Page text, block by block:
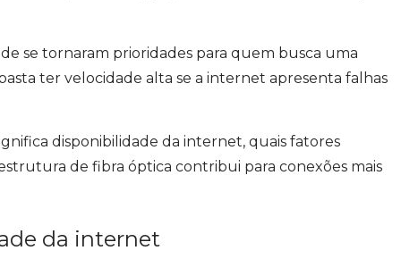
se tornaram prioridades para quem busca uma
ter velocidade alta se a internet apresenta falhas
disponibilidade da internet, quais fatores
de fibra óptica contribui para conexões mais
da internet